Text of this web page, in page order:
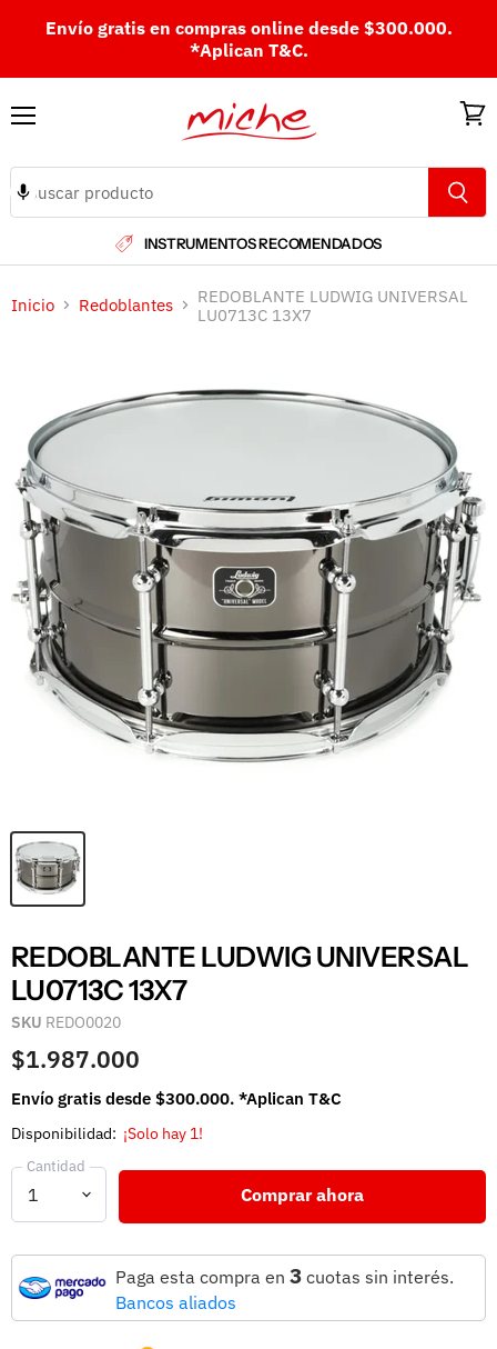
Envío gratis en compras online desde $300.000.
*Aplican T&C.
INSTRUMENTOS RECOMENDADOS
Inicio Redoblantes
REDOBLANTE LUDWIG UNIVERSAL
LU0713C 13X7
REDOBLANTE LUDWIG UNIVERSAL
LU0713C 13X7
SKU REDO0020
$1.987.000
Envío gratis desde $300.000. *Aplican T&C
Disponibilidad: ¡Solo hay 1!
Cantidad
Comprar ahora
Paga esta compra en 3 cuotas sin interés.
Bancos aliados